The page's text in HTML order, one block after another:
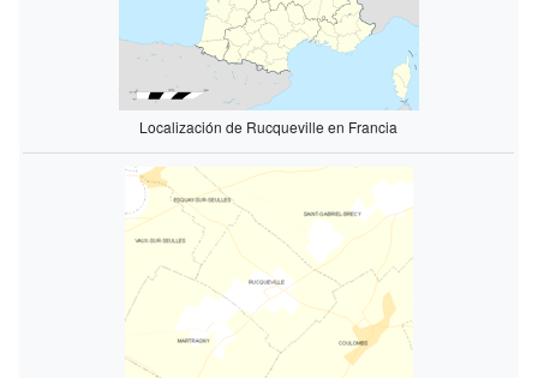
Localización de Rucqueville en Francia